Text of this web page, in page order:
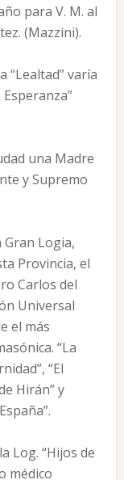
para V. M. al
(Mazzini).
“Lealtad” varía
una Madre
y Supremo
Gran Logia,
Provincia, el
Carlos del
Universal
el más
“La
“El
Hirán” y
Log. “Hijos de
médico